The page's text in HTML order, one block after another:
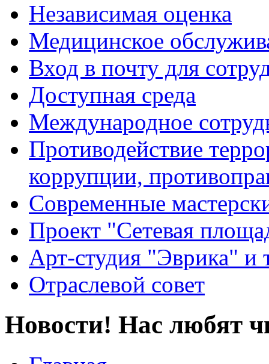
Независимая оценка
Медицинское
Вход в почту для
Доступная среда
Международное
Противодействие
коррупции,
Современные
Проект "Сетевая
Арт-студия "Эврика" и
Отраслевой совет
Новости! Нас любят